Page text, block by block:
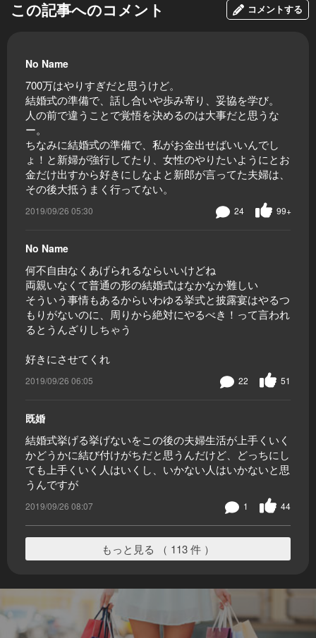
この記事へのコメント コメントする
No Name
700万はやりすぎだと思うけど。
結婚式の準備で、話し合いや歩み寄り、妥協を学び。
人の前で違うことで覚悟を決めるのは大事だと思うな
ー。
ちなみに結婚式の準備で、私がお金出せばいいんでし
ょ！と新婦が強行してたり、女性のやりたいようにとお
金だけ出すから好きにしなよと新郎が言ってた夫婦は、
その後大抵うまく行ってない。
2019/09/26 05:30 99+
24
No Name
何不自由なくあげられるならいいけどね
両親いなくて普通の形の結婚式はなかなか難しい
そういう事情もあるからいわゆる挙式と披露宴はやるつ
もりがないのに、周りから絶対にやるべき！って言われ
るとうんざりしちゃう
好きにさせてくれ
2019/09/26 06:05 51
22
既婚
結婚式挙げる挙げないをこの後の夫婦生活が上手くいく
かどうかに結び付けがちだと思うんだけど、どっちにし
ても上手くいく人はいくし、いかない人はいかないと思
うんですが
2019/09/26 08:07 44
1
もっと見る （ 113 件 ）